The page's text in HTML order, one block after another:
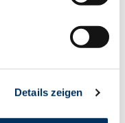
Details zeigen
RDC-
von über 5 %